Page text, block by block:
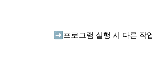
➡️ 프로그램 실행 시 다른 작